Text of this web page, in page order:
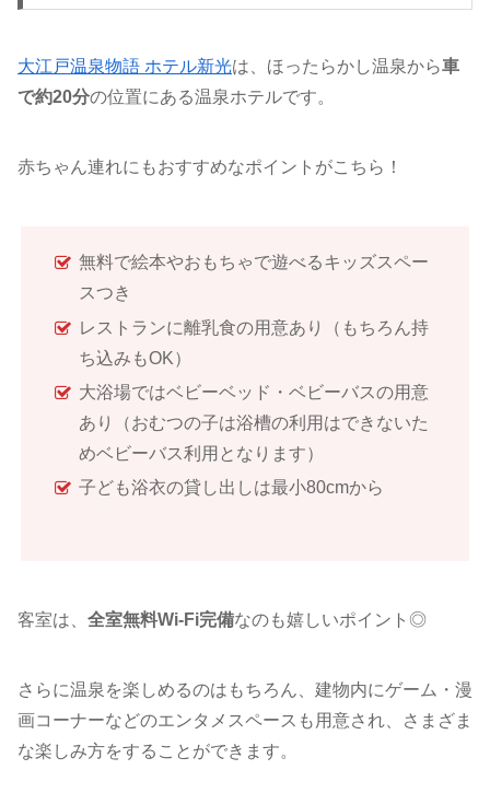
大江戸温泉物語 ホテル新光は、ほったらかし温泉から車
で約20分の位置にある温泉ホテルです。
赤ちゃん連れにもおすすめなポイントがこちら！
無料で絵本やおもちゃで遊べるキッズスペー
スつき
レストランに離乳食の用意あり（もちろん持
ち込みもOK）
大浴場ではベビーベッド・ベビーバスの用意
あり（おむつの子は浴槽の利用はできないた
めベビーバス利用となります）
子ども浴衣の貸し出しは最小80cmから
客室は、 全室無料Wi-Fi完備なのも嬉しいポイント◎
さらに温泉を楽しめるのはもちろん、建物内にゲーム・漫
画コーナーなどのエンタメスペースも用意され、さまざま
な楽しみ方をすることができます。